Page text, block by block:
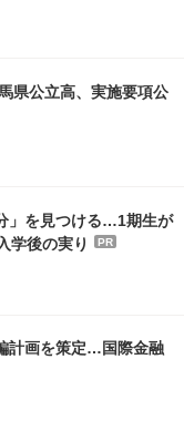
県公立高、実施要項公
」を見つける…1期生が
学後の実り
PR
計画を策定…国際金融